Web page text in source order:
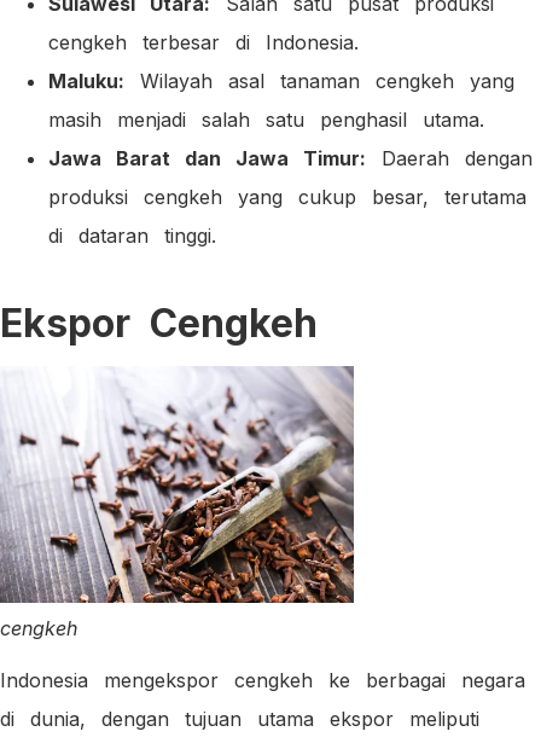
cengkeh terbesar di Indonesia.
Maluku: Wilayah asal tanaman cengkeh yang
masih menjadi salah satu penghasil utama.
Jawa Barat dan Jawa Timur: Daerah dengan
produksi cengkeh yang cukup besar, terutama
di dataran tinggi.
Ekspor Cengkeh
cengkeh
Indonesia mengekspor cengkeh ke berbagai negara
di dunia, dengan tujuan utama ekspor meliputi